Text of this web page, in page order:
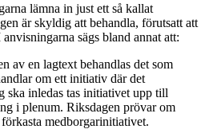
lämna in just ett så kallat
är skyldig att behandla, förutsatt att
sägs bland annat att:
av en lagtext behandlas det som
om ett initiativ där det
ska inledas tas initiativet upp till
i plenum. Riksdagen prövar om
medborgarinitiativet.